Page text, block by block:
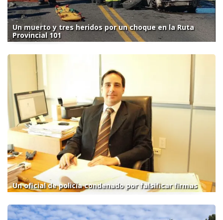
Un muerto y tres heridos por un choque en la Ruta
Provincial 101
Un oficial de policía condenado por falsificar firmas